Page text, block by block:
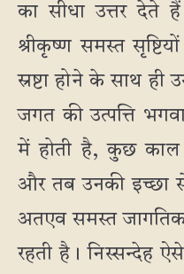
का सीधा उत्तर
श्रीकृष्ण समस्त
स्रष्टा होने के साथ
जगत की उत्पत्ति
में होती है, कुछ काल
और तब उनकी इच्छा
अतएव समस्त जागतिक
रहती है। निस्सन्देह